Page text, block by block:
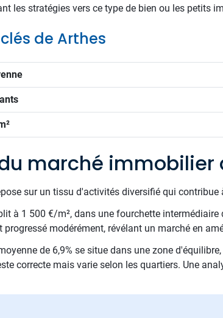
les stratégies vers ce type de bien ou les petits
de Arthes
marché immobilier
sur un tissu d'activités diversifié qui
à 1 500 €/m², dans une fourchette
progressé modérément, révélant un marché en
de 6,9% se situe dans une zone
correcte mais varie selon les quartiers. Une